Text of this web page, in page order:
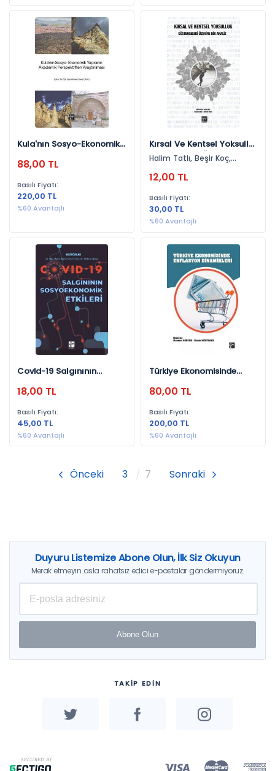
Kula'nın Sosyo-Ekonomik
Perspektifinden Araştır
88,00 TL
Basılı Fiyatı:
220,00 TL
%60 Avantajlı
Kırsal Ve Kentsel Yoksulluk
Göstergeleri Üzerine Bir
Halim Tatlı, Beşir Koç,
12,00 TL
Basılı Fiyatı:
30,00 TL
%60 Avantajlı
Covid-19 Salgınının
18,00 TL
Basılı Fiyatı:
45,00 TL
%60 Avantajlı
Türkiye Ekonomisinde
80,00 TL
Basılı Fiyatı:
200,00 TL
%60 Avantajlı
Önceki 3 7 Sonraki
Duyuru Listemize Abone Olun, İlk Siz Okuyun
Merak etmeyin asla rahatsız edici e-postalar göndermiyoruz.
Abone Olun
TAKİP EDİN